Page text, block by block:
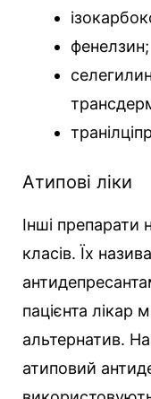
фенелзин;
Атипові ліки
Інші препарати
класів. Їх
пацієнта лікар
альтернатив.
атиповий